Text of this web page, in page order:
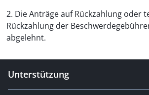
2. Die Anträge auf Rückzahlung oder
Rückzahlung der
abgelehnt.
Unterstützung